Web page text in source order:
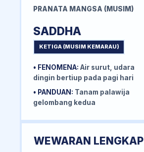
PRANATA MANGSA (MUSIM)
SADDHA
KETIGA (MUSIM KEMARAU)
• FENOMENA: Air surut, udara
dingin bertiup pada pagi hari
• PANDUAN: Tanam palawija
gelombang kedua
WEWARAN LENGKAP